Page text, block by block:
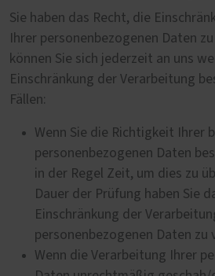
Sie haben das Recht, die
Ihrer personenbezogenen Daten
können Sie sich jederzeit an uns
Einschränkung der Verarbeitung
Fällen:
Wenn Sie die Richtigkeit Ihrer
personenbezogenen Daten
in der Regel Zeit, um dies zu
Dauer der Prüfung haben Sie
Einschränkung der
personenbezogenen Daten zu
Wenn die Verarbeitung Ihrer